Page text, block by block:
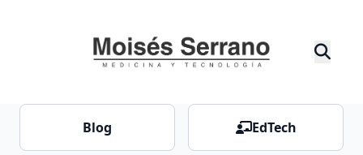
Blog EdTech